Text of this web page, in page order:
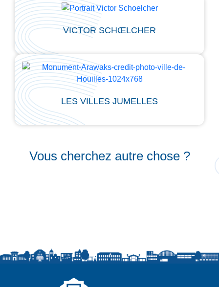
VICTOR SCHŒLCHER
LES VILLES JUMELLES
Vous cherchez autre chose ?